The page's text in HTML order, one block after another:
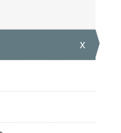
x